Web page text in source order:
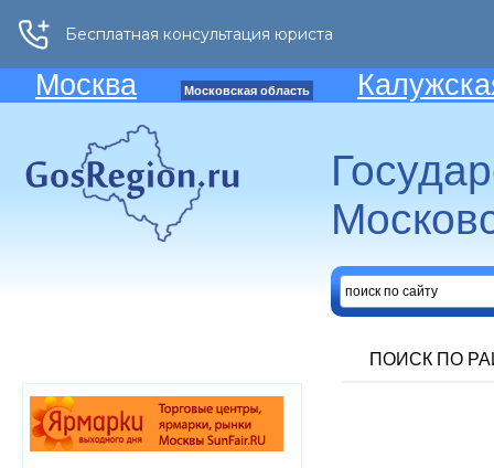
Москва Московская область
ПОИСК ПО